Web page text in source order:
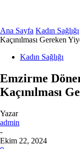
Ana Sayfa Kadın Sağlığı
Kaçınılması Gereken
Kadın Sağlığı
Emzirme
Kaçınılması
Yazar
admin
-
Ekim 22, 2024